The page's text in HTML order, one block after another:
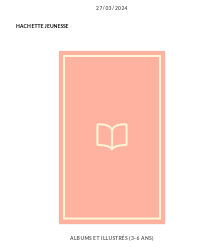
27/03/2024
HACHETTE JEUNESSE
ALBUMS ET ILLUSTRÉS (3-6 ANS)